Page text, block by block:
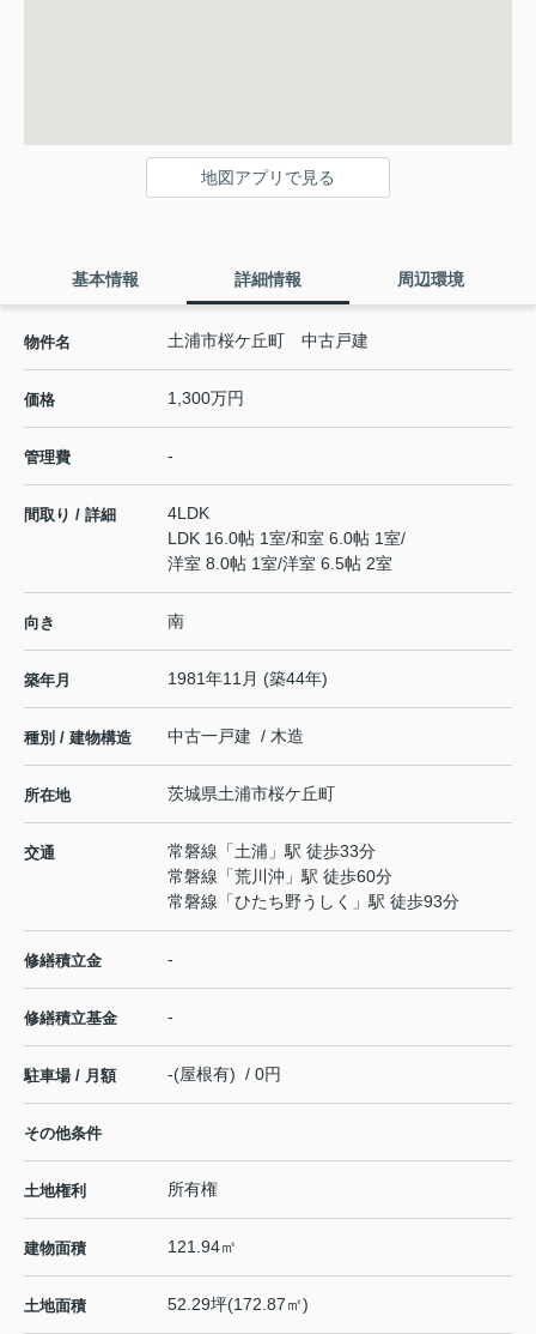
地図アプリで見る
基本情報 詳細情報 周辺環境
物件名 土浦市桜ケ丘町 中古戸建
価格 1,300万円
管理費 -
間取り / 詳細
4LDK
LDK 16.0帖 1室/和室 6.0帖 1室/
洋室 8.0帖 1室/洋室 6.5帖 2室
向き 南
築年月 1981年11月 (築44年)
種別 / 建物構造 中古一戸建 / 木造
所在地 茨城県土浦市桜ケ丘町
交通 常磐線 「土浦 」駅 徒歩33分
常磐線 「荒川沖 」駅 徒歩60分
常磐線 「ひたち野うしく 」駅 徒歩93分
修繕積立金 -
修繕積立基金 -
駐車場 / 月額 -(屋根有) / 0円
その他条件
土地権利 所有権
建物面積 121.94㎡
土地面積 52.29坪(172.87㎡)